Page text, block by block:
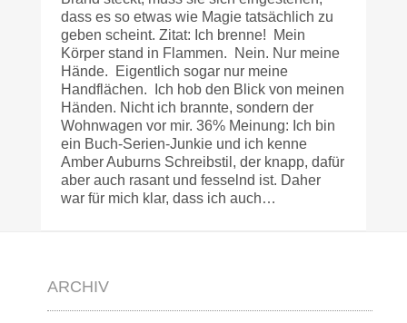
dass es so etwas wie Magie tatsächlich zu
geben scheint. Zitat: Ich brenne! Mein
Körper stand in Flammen. Nein. Nur meine
Hände. Eigentlich sogar nur meine
Handflächen. Ich hob den Blick von meinen
Händen. Nicht ich brannte, sondern der
Wohnwagen vor mir. 36% Meinung: Ich bin
ein Buch-Serien-Junkie und ich kenne
Amber Auburns Schreibstil, der knapp, dafür
aber auch rasant und fesselnd ist. Daher
war für mich klar, dass ich auch…
ARCHIV